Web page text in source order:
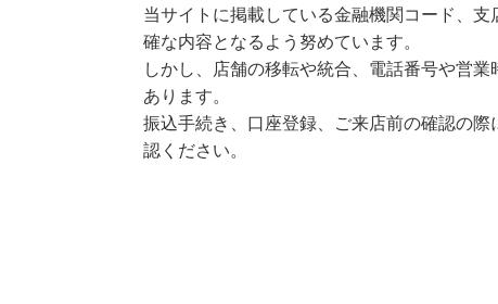
当サイトに掲載している金融機関コード、
確な内容となるよう努めています。
しかし、店舗の移転や統合、電話番号や営
あります。
振込手続き、口座登録、ご来店前の確認の
認ください。